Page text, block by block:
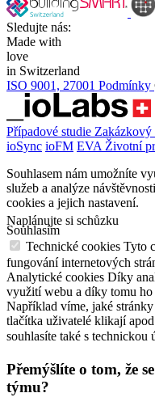
Naplánujte si schůzku
Sledujte nás:
Made with
love
in Switzerland
ISO 9001, 27001 Podmínky
Případové studie Zakázkový
ioSync ioFM EVA Životní
Souhlasem nám umožníte
služeb a analýze
cookies a jejich nastavení.
Souhlasím
Technické cookies Tyto
fungování internetových
Analytické cookies Díky
využití webu a díky tomu ho
Například víme, jaké
tlačítka uživatelé klikají
souhlasíte také s technickou
Přemýšlíte o tom, že
týmu?